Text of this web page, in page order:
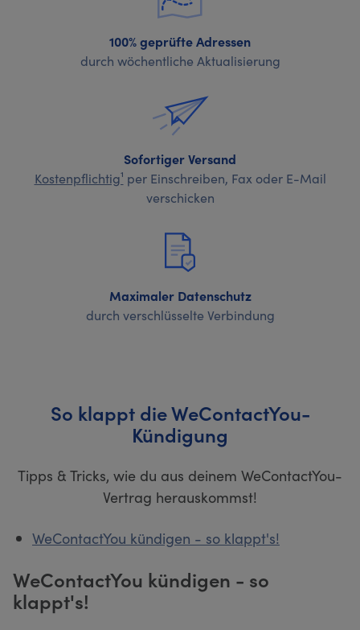
100% geprüfte Adressen
durch wöchentliche Aktualisierung
Sofortiger Versand
Kostenpflichtig¹ per Einschreiben, Fax oder E-Mail
verschicken
Maximaler Datenschutz
durch verschlüsselte Verbindung
So klappt die WeContactYou-
Kündigung
Tipps & Tricks, wie du aus deinem WeContactYou-
Vertrag herauskommst!
WeContactYou kündigen - so klappt's!
WeContactYou kündigen - so
klappt's!